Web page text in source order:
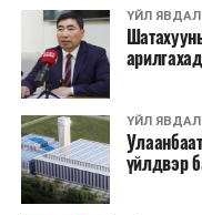
хэлбэрээр
Лаг хатаах, шатаах
байгууламжаас
аргаар
зориулалттай.
эзлэхүүн нь 90
болон бусад өвчин
ҮЙЛ ЯВДАЛ
ҮЙЛ ЯВДАЛ
үйлдвэр